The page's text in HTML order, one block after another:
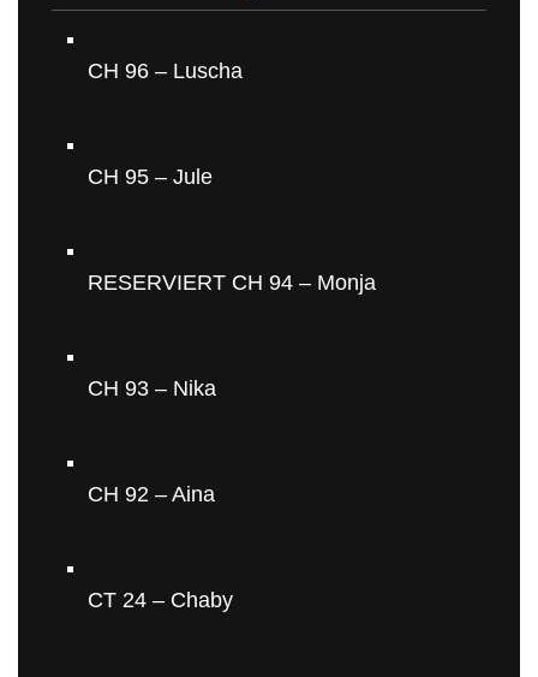
CH 96 – Luscha
CH 95 – Jule
RESERVIERT CH 94 – Monja
CH 93 – Nika
CH 92 – Aina
CT 24 – Chaby